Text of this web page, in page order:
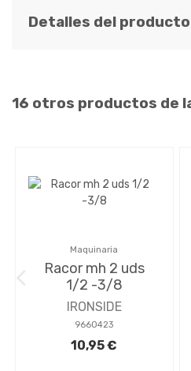
Detalles del producto
16 otros productos de
Maquinaria
Racor mh 2 uds
1/2 -3/8
IRONSIDE
9660423
10,95 €